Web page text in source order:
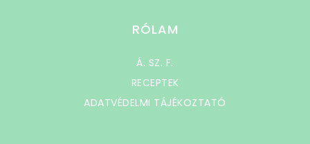
RÓLAM
Á. SZ. F.
RECEPTEK
ADATVÉDELMI TÁJÉKOZTATÓ